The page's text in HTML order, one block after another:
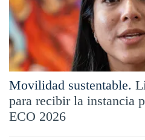
Movilidad sustentable.
para recibir la instancia
ECO 2026